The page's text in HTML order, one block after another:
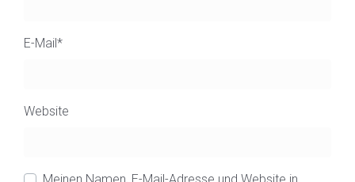
E-Mail*
Website